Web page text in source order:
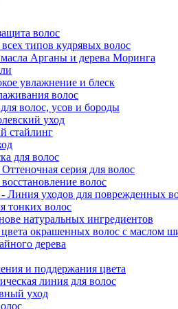
волос
типов кудрявых волос
Арганы и дерева Моринга
увлажнение и блеск
волос
волос, усов и бороды
уход
стайлинг
для волос
серия для волос
волос
Линия уходов для поврежденных
тонких волос
натуральных ингредиентов
окрашенных волос с маслом
дерева
и поддержания цвета
линия для волос
уход